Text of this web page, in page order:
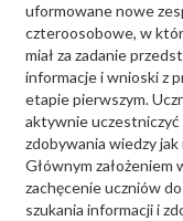
uformowane nowe
czteroosobowe, w
miał za zadanie
informacje i wnioski z
etapie pierwszym.
aktywnie
zdobywania wiedzy jak
Głównym
zachęcenie uczniów
szukania informacji i